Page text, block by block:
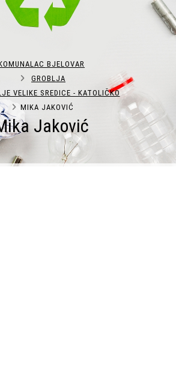
Jaković
BJELOVAR
GROBLJA
VELIKE SREDICE - KATOLIČKO
MIKA JAKOVIĆ